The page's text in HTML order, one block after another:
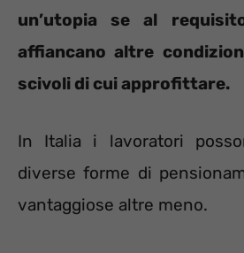
un’utopia se al
affiancano altre
scivoli di cui approfittare.
In Italia i lavoratori
diverse forme di
vantaggiose altre meno.